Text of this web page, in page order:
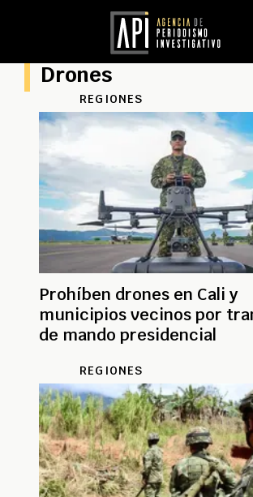
Drones
REGIONES
Prohíben drones en Cali y
municipios vecinos por
de mando presidencial
REGIONES